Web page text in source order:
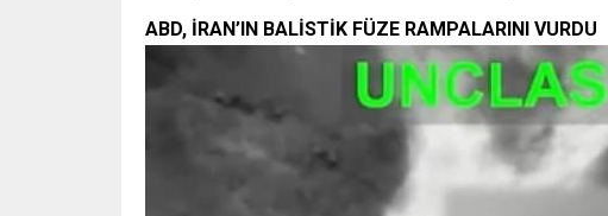
ABD, İRAN’IN BALİSTİK FÜZE RAMPALARINI VURDU